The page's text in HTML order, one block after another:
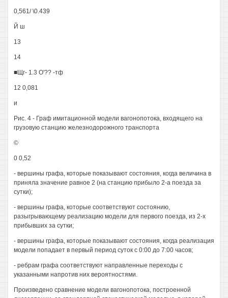
0,561/ \0.439
Й ш
13
14
■Щг- 1.3 О'?? -тф
12 0,081
и
Рис. 4 - Граф имитационной модели вагонопотока, входящего на
грузовую станцию железнодорожного транспорта
©
0 0,52
- вершины графа, которые показывают состояния, когда величина в
приняла значение равное 2 (на станцию прибыло 2-а поезда за
сутки);
- вершины графа, которые соответствуют состоянию,
разыгрывающему реализацию модели для первого поезда, из 2-х
прибывших за сутки;
- вершины графа, которые показывают состояния, когда реализация
модели попадает в первый период суток с 0:00 до 7:00 часов;
- ребрам графа соответствуют направленные переходы с
указанными напротив них вероятностями.
Произведено сравнение модели вагонопотока, построенной